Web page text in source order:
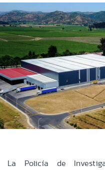
La Policía de